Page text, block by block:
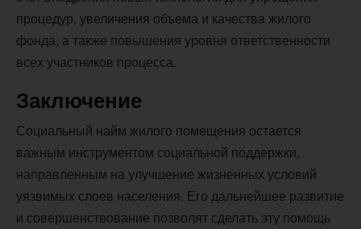
процедур, увеличения объема и качества жилого
фонда, а также повышения уровня ответственности
всех участников процесса.
Заключение
Социальный найм жилого помещения остается
важным инструментом социальной поддержки,
направленным на улучшение жизненных условий
уязвимых слоев населения. Его дальнейшее развитие
и совершенствование позволят сделать эту помощь